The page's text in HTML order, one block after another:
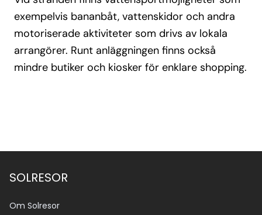
exempelvis bananbåt, vattenskidor och andra
motoriserade aktiviteter som drivs av lokala
arrangörer. Runt anläggningen finns också
mindre butiker och kiosker för enklare shopping.
SOLRESOR
Om Solresor